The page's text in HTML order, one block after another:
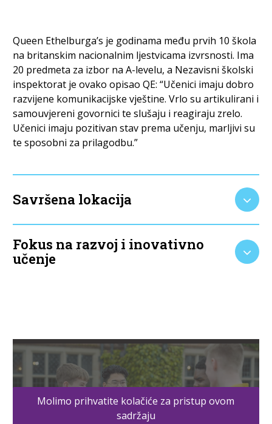
Queen Ethelburga’s je godinama među prvih 10 škola
na britanskim nacionalnim ljestvicama izvrsnosti. Ima
20 predmeta za izbor na A-levelu, a Nezavisni školski
inspektorat je ovako opisao QE: “Učenici imaju dobro
razvijene komunikacijske vještine. Vrlo su artikulirani i
samouvjereni govornici te slušaju i reagiraju zrelo.
Učenici imaju pozitivan stav prema učenju, marljivi su
te sposobni za prilagodbu.”
Savršena lokacija
Fokus na razvoj i inovativno
učenje
Molimo prihvatite kolačiće za pristup ovom
sadržaju